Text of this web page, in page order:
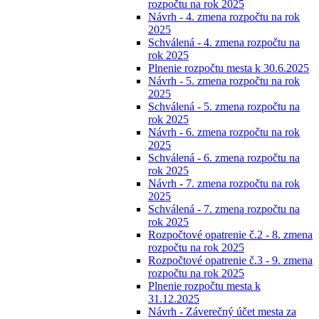
rozpočtu na rok 2025
Návrh - 4. zmena rozpočtu na rok
2025
Schválená - 4. zmena rozpočtu na
rok 2025
Plnenie rozpočtu mesta k 30.6.2025
Návrh - 5. zmena rozpočtu na rok
2025
Schválená - 5. zmena rozpočtu na
rok 2025
Návrh - 6. zmena rozpočtu na rok
2025
Schválená - 6. zmena rozpočtu na
rok 2025
Návrh - 7. zmena rozpočtu na rok
2025
Schválená - 7. zmena rozpočtu na
rok 2025
Rozpočtové opatrenie č.2 - 8. zmena
rozpočtu na rok 2025
Rozpočtové opatrenie č.3 - 9. zmena
rozpočtu na rok 2025
Plnenie rozpočtu mesta k
31.12.2025
Návrh - Záverečný účet mesta za